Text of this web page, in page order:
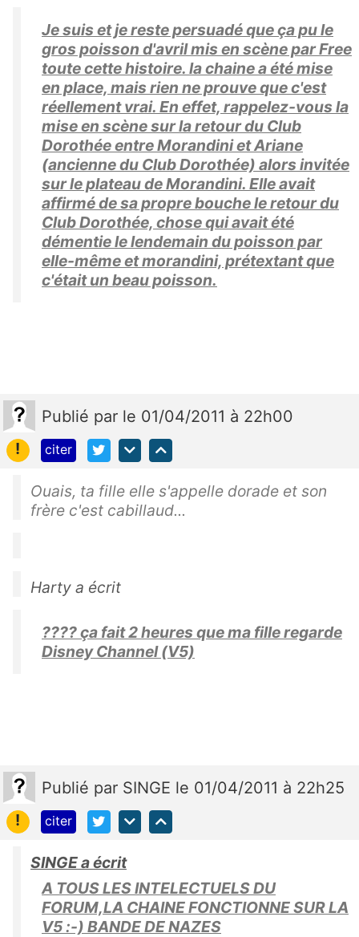
Je suis et je reste persuadé que ça pu le
gros poisson d'avril mis en scène par Free
toute cette histoire. la chaine a été mise
en place, mais rien ne prouve que c'est
réellement vrai. En effet, rappelez-vous la
mise en scène sur la retour du Club
Dorothée entre Morandini et Ariane
(ancienne du Club Dorothée) alors invitée
sur le plateau de Morandini. Elle avait
affirmé de sa propre bouche le retour du
Club Dorothée, chose qui avait été
démentie le lendemain du poisson par
elle-même et morandini, prétextant que
c'était un beau poisson.
Publié par le 01/04/2011 à 22h00
!
citer
Ouais, ta fille elle s'appelle dorade et son
frère c'est cabillaud...
Harty a écrit
???? ça fait 2 heures que ma fille regarde
Disney Channel (V5)
Publié par SINGE le 01/04/2011 à 22h25
!
citer
SINGE a écrit
A TOUS LES INTELECTUELS DU
FORUM,LA CHAINE FONCTIONNE SUR LA
V5 :-) BANDE DE NAZES